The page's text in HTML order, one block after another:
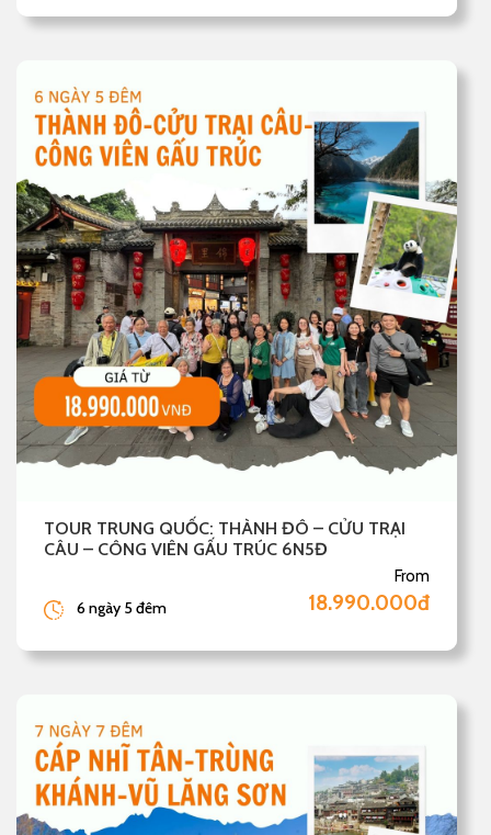
TOUR TRUNG QUỐC: THÀNH ĐÔ – CỬU TRẠI
CÂU – CÔNG VIÊN GẤU TRÚC 6N5Đ
From
18.990.000đ
6 ngày 5 đêm